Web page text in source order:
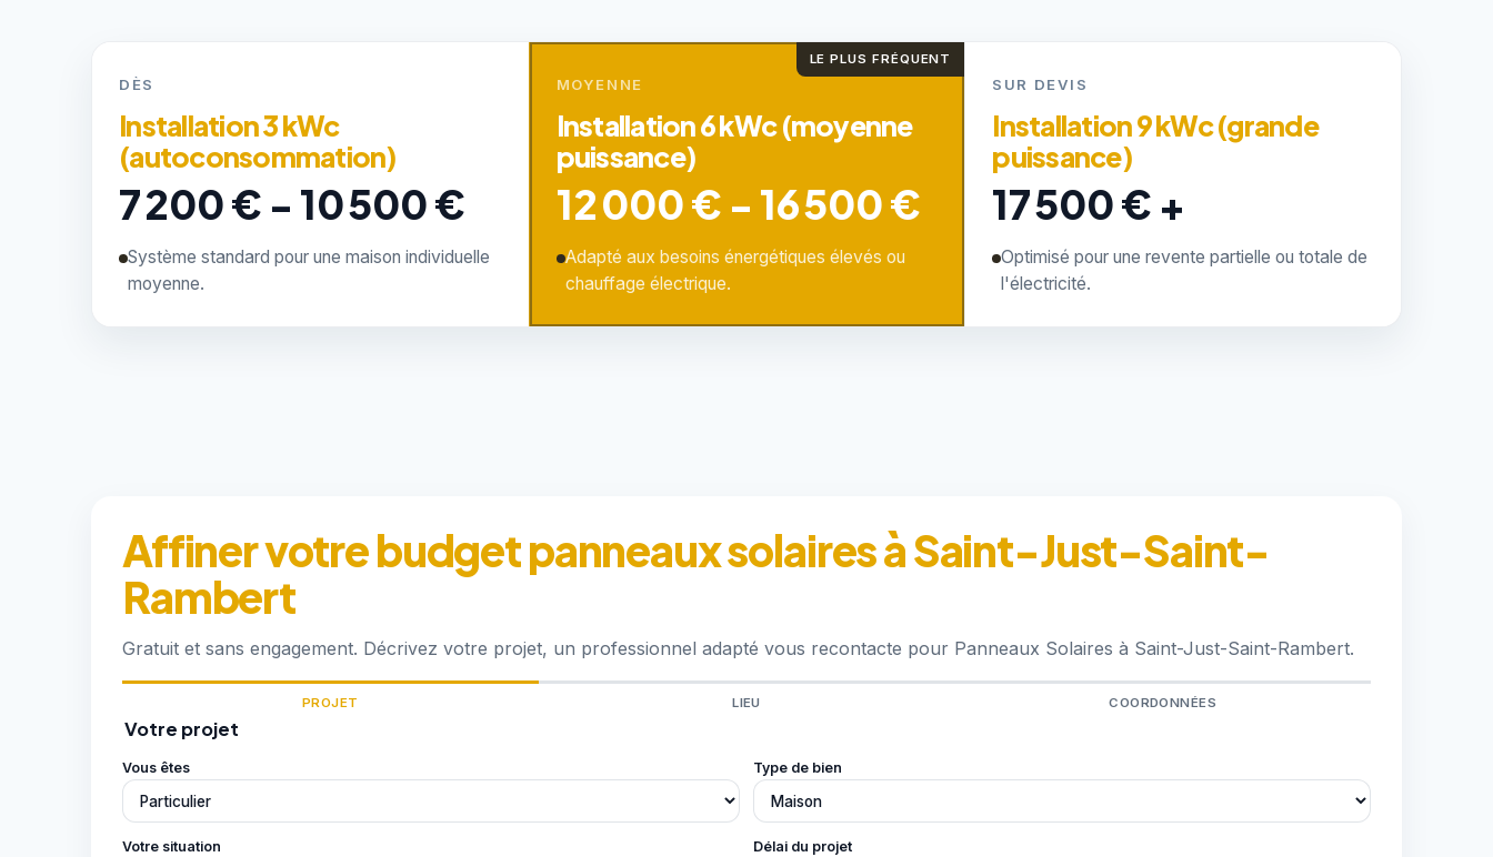
DÈS
Installation 3 kWc
(autoconsommation)
7 200 € - 10 500 €
Système standard pour une maison individuelle
moyenne.
LE PLUS FRÉQUENT
MOYENNE
Installation 6 kWc (moyenne
puissance)
12 000 € - 16 500 €
Adapté aux besoins énergétiques élevés ou
chauffage électrique.
SUR DEVIS
Installation 9 kWc (grande
puissance)
17 500 € +
Optimisé pour une revente partielle ou totale de
l'électricité.
Affiner votre budget panneaux solaires à Saint-Just-Saint-
Rambert
Gratuit et sans engagement. Décrivez votre projet, un professionnel adapté vous recontacte pour Panneaux Solaires à Saint-Just-Saint-Rambert.
PROJET LIEU COORDONNÉES
Votre projet
Vous êtes Type de bien
Votre situation Délai du projet